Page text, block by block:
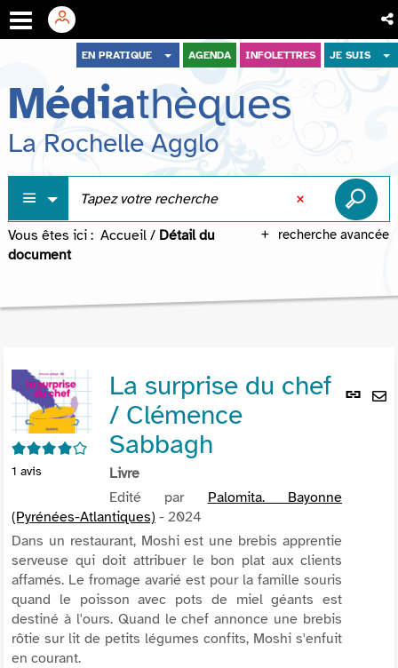
menu
contenu
recherche
EN PRATIQUE AGENDA INFOLETTRES JE SUIS
Médiathèques
La Rochelle Agglo
recherche avancée
Vous êtes ici : Accueil / Détail du
document
Lien
4/5
1 avis
La surprise du chef
/ Clémence
Sabbagh
Livre
Edité par Palomita. Bayonne
(Pyrénées-Atlantiques) - 2024
Dans un restaurant, Moshi est une brebis apprentie
serveuse qui doit attribuer le bon plat aux clients
affamés. Le fromage avarié est pour la famille souris
quand le poisson avec pots de miel géants est
destiné à l'ours. Quand le chef annonce une brebis
rôtie sur lit de petits légumes confits, Moshi s'enfuit
en courant.